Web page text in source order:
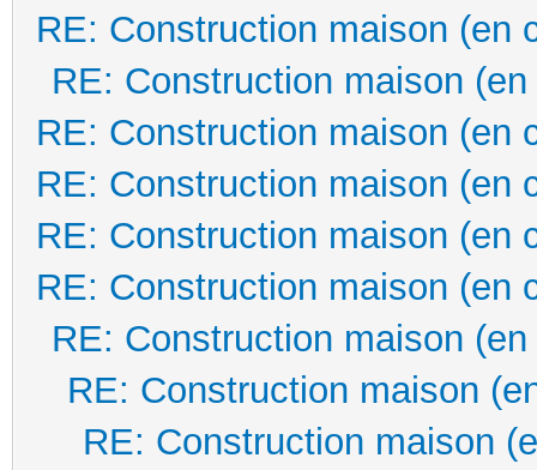
RE: Construction maison (en
RE: Construction maison
RE: Construction maison (en
RE: Construction maison (en
RE: Construction maison (en
RE: Construction maison (en
RE: Construction maison
RE: Construction maison
RE: Construction maison